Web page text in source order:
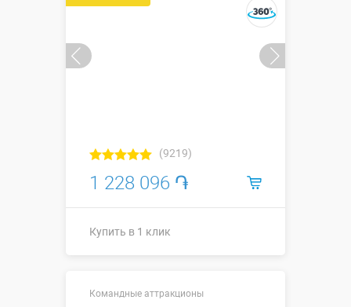
(9219)
1 228 096 ֏
Купить в 1 клик
Командные аттракционы